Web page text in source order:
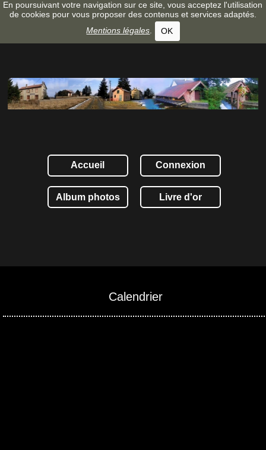
En poursuivant votre navigation sur ce site, vous acceptez l'utilisation
de cookies pour vous proposer des contenus et services adaptés.
Mentions légales. OK
Accueil Connexion
Album photos Livre d'or
Calendrier